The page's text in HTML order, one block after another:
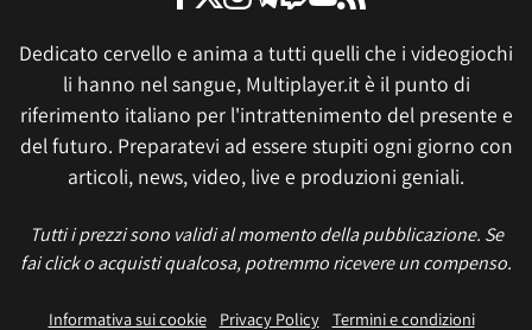
Dedicato cervello e anima a tutti quelli che i videogiochi
li hanno nel sangue, Multiplayer.it è il punto di
riferimento italiano per l'intrattenimento del presente e
del futuro. Preparatevi ad essere stupiti ogni giorno con
articoli, news, video, live e produzioni geniali.
Tutti i prezzi sono validi al momento della pubblicazione. Se
fai click o acquisti qualcosa, potremmo ricevere un compenso.
Informativa sui cookie Privacy Policy Termini e condizioni